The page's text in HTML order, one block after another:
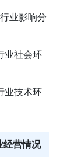
业影响分
业社会环
业技术环
经营情况